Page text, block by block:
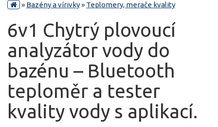
» Bazény a vírivky» Teplomery, merače kvality
6v1 Chytrý plovoucí
analyzátor vody do
bazénu – Bluetooth
teploměr a tester
kvality vody s aplikací.